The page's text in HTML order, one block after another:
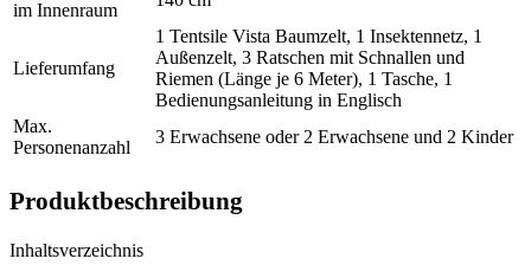
im Innenraum
Lieferumfang
1 Tentsile Vista Baumzelt, 1 Insektennetz, 1
Außenzelt, 3 Ratschen mit Schnallen und
Riemen (Länge je 6 Meter), 1 Tasche, 1
Bedienungsanleitung in Englisch
Max.
Personenanzahl
3 Erwachsene oder 2 Erwachsene und 2 Kinder
Produktbeschreibung
Inhaltsverzeichnis